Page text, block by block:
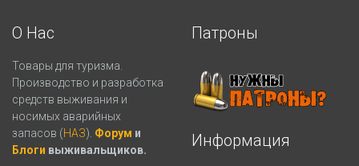
О Нас
Товары для туризма.
Производство и разработка
средств выживания и
носимых аварийных
запасов (НАЗ). Форум и
Блоги выживальщиков.
Патроны
Информация